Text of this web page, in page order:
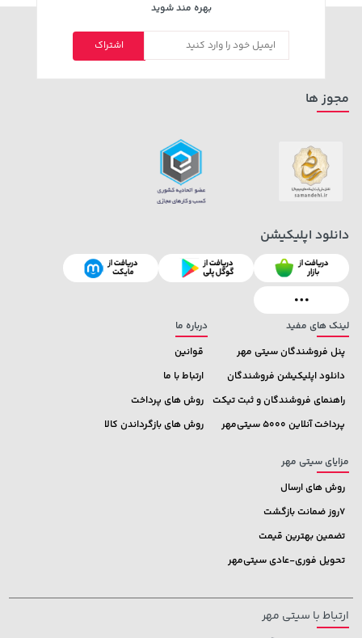
بهره مند شوید
اشتراک
لینک های مفید
پنل فروشندگان سیتی مهر
دانلود اپلیکیشن فروشندگان
راهنمای فروشندگان و ثبت تیکت
پرداخت آنلاین 5000 سیتی‌مهر
درباره ما
قوانین
ارتباط با ما
روش های پرداخت
روش های بازگرداندن کالا
مزایای سیتی مهر
روش های ارسال
7روز ضمانت بازگشت
تضمین بهترین قیمت
تحویل فوری-عادی سیتی‌مهر
مجوز ها
دانلود اپلیکیشن
ارتباط با سیتی مهر